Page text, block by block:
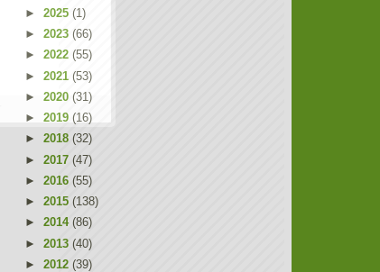
► 2025 (1)
► 2023 (66)
► 2022 (55)
► 2021 (53)
► 2020 (31)
► 2019 (16)
► 2018 (32)
► 2017 (47)
► 2016 (55)
► 2015 (138)
► 2014 (86)
► 2013 (40)
► 2012 (39)